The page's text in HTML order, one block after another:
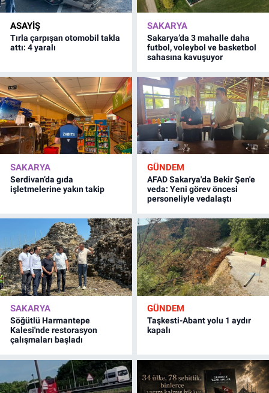
ASAYİŞ
Tırla çarpışan otomobil takla
attı: 4 yaralı
SAKARYA
Sakarya’da 3 mahalle daha
futbol, voleybol ve basketbol
sahasına kavuşuyor
SAKARYA
Serdivan’da gıda
işletmelerine yakın takip
GÜNDEM
AFAD Sakarya'da Bekir Şen'e
veda: Yeni görev öncesi
personeliyle vedalaştı
SAKARYA
Söğütlü Harmantepe
Kalesi'nde restorasyon
çalışmaları başladı
GÜNDEM
Taşkesti-Abant yolu 1 aydır
kapalı